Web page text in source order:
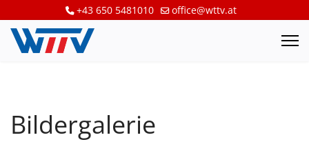
+43 650 5481010 office@wttv.at
Bildergalerie